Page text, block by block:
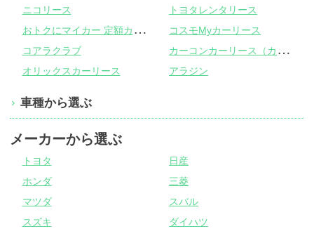
ニコリース
トヨタレンタリース
お
トクにマイカー 定額カルモくん
コスモMyカーリース
コアラクラブ
カ
ーコンカーリース（カーコンビニ倶楽部）
オリックスカーリース アラジン
車種から選ぶ
メーカーから選ぶ
トヨタ
日産
ホンダ
三菱
マツダ
スバル
スズキ
ダイハツ